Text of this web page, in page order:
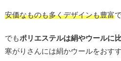
安価なものも多くデザインも豊富
でもポリエステルは絹やウールに
寒がりさんには絹かウールをおす